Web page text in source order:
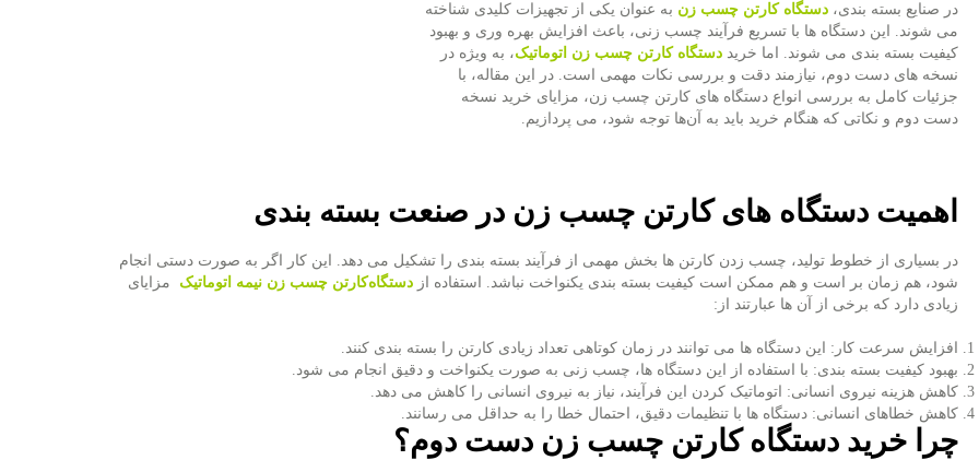
در صنایع بسته ‌بندی، دستگاه‌ کارتن چسب زن به ‌عنوان یکی از تجهیزات کلیدی شناخته
می ‌شوند. این دستگاه‌ ها با تسریع فرآیند چسب زنی، باعث افزایش بهره‌ وری و بهبود
کیفیت بسته ‌بندی می ‌شوند. اما خرید دستگاه کارتن چسب زن اتوماتیک، به‌ ویژه در
نسخه‌ های دست دوم، نیازمند دقت و بررسی نکات مهمی است. در این مقاله، با
جزئیات کامل به بررسی انواع دستگاه‌ های کارتن چسب زن، مزایای خرید نسخه
دست دوم و نکاتی که هنگام خرید باید به آن‌ها توجه شود، می ‌پردازیم.
اهمیت دستگاه‌ های کارتن چسب زن در صنعت بسته‌ بندی
در بسیاری از خطوط تولید، چسب زدن کارتن‌ ها بخش مهمی از فرآیند بسته ‌بندی را تشکیل می‌ دهد. این کار اگر به‌ صورت دستی انجام
شود، هم زمان ‌بر است و هم ممکن است کیفیت بسته ‌بندی یکنواخت نباشد. استفاده از دستگاه‌کارتن چسب زن نیمه اتوماتیک
مزایای
زیادی دارد که برخی از آن‌ ها عبارتند از:
افزایش سرعت کار: این دستگاه‌ ها می ‌توانند در زمان کوتاهی تعداد زیادی کارتن را بسته‌ بندی کنند.
بهبود کیفیت بسته‌ بندی: با استفاده از این دستگاه‌ ها، چسب زنی به ‌صورت یکنواخت و دقیق انجام می ‌شود.
کاهش هزینه نیروی انسانی: اتوماتیک کردن این فرآیند، نیاز به نیروی انسانی را کاهش می‌ دهد.
کاهش خطاهای انسانی: دستگاه‌ ها با تنظیمات دقیق، احتمال خطا را به حداقل می‌ رسانند.
چرا خرید دستگاه کارتن چسب زن دست دوم؟